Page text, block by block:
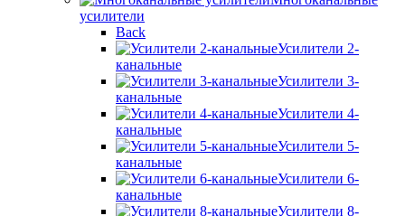
усилители
Back
Усилители 2-
канальные
Усилители 3-
канальные
Усилители 4-
канальные
Усилители 5-
канальные
Усилители 6-
канальные
Усилители 8-